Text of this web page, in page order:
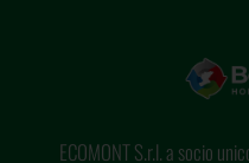
ECOMONT S.r.l. a socio